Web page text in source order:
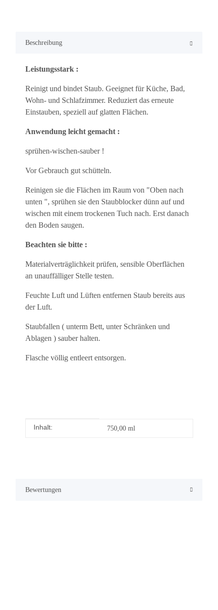
Beschreibung
Leistungsstark :
Reinigt und bindet Staub. Geeignet für Küche, Bad,
Wohn- und Schlafzimmer. Reduziert das erneute
Einstauben, speziell auf glatten Flächen.
Anwendung leicht gemacht :
sprühen-wischen-sauber !
Vor Gebrauch gut schütteln.
Reinigen sie die Flächen im Raum von "Oben nach
unten ", sprühen sie den Staubblocker dünn auf und
wischen mit einem trockenen Tuch nach. Erst danach
den Boden saugen.
Beachten sie bitte :
Materialverträglichkeit prüfen, sensible Oberflächen
an unauffälliger Stelle testen.
Feuchte Luft und Lüften entfernen Staub bereits aus
der Luft.
Staubfallen ( unterm Bett, unter Schränken und
Ablagen ) sauber halten.
Flasche völlig entleert entsorgen.
Produkteigenschaft
Wert
Inhalt: 750,00 ml
Bewertungen